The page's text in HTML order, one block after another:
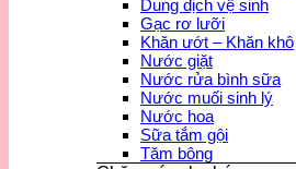
Dung dịch vệ sinh
Gạc rơ lưỡi
Khăn ướt – Khăn khô
Nước giặt
Nước rửa bình sữa
Nước muối sinh lý
Nước hoa
Sữa tắm gội
Tăm bông